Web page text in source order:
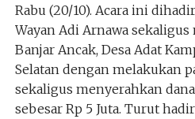
Rabu (20/10). Acara ini
Wayan Adi Arnawa
Banjar Ancak, Desa Adat
Selatan dengan melakukan
sekaligus menyerahkan
sebesar Rp 5 Juta. Turut